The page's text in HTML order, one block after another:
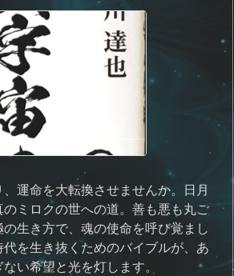
運命を大転換させませんか。日月
ミロクの世への道。善も悪も丸ご
生き方で、魂の使命を呼び覚まし
を生き抜くためのバイブルが、あ
い希望と光を灯します。